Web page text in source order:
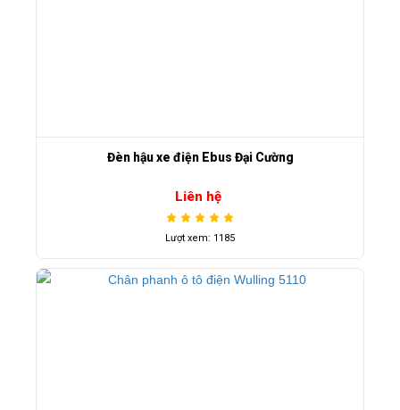
Đèn hậu xe điện Ebus Đại Cường
Liên hệ
Lượt xem: 1185